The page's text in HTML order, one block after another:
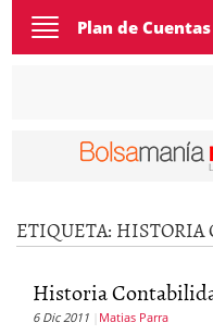
Toggle
navigation
Plan de Cuentas
ETIQUETA: HISTORIA
Historia
6 Dic 2011 Matias Parra